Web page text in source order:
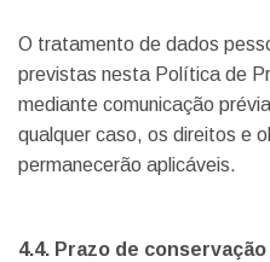
O tratamento de dados
previstas nesta Política de
mediante comunicação
qualquer caso, os direitos e
permanecerão aplicáveis.
4.4. Prazo de